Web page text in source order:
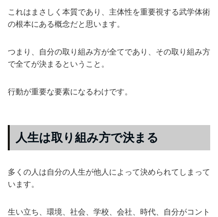
これはまさしく本質であり、主体性を重要視する武学体術
の根本にある概念だと思います。
つまり、自分の取り組み方が全てであり、その取り組み方
で全てが決まるということ。
行動が重要な要素になるわけです。
人生は取り組み方で決まる
多くの人は自分の人生が他人によって決められてしまって
います。
生い立ち、環境、社会、学校、会社、時代、自分がコント